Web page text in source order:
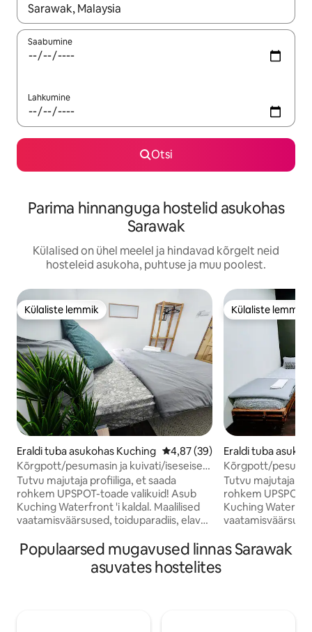
Kui tulemused on kuvatud, liigu ekraanil nooleklahvidega või
Saabumine
Lahkumine
Otsi
Parima hinnanguga hostelid asukohas
Sarawak
Külalised on ühel meelel ja hindavad kõrgelt neid
hosteleid asukoha, puhtuse ja muu poolest.
Külaliste lemmik
Külaliste lemmik
Eraldi tuba asukohas Kuching Keskmine hinnang 4,87/5, 39
4,87 (39)
Kõrgpott/pesumasin ja kuivati/iseseisev
sisseregistreerimine/eraldi tuba
Tutvu majutaja profiiliga, et saada
rohkem UPSPOT-toade valikuid! Asub
Kuching Waterfront 'i kaldal. Maalilised
vaatamisväärsused, toiduparadiis, elav
oled avastamise lõpetanud, tule koju ja
lõõgastu hubases toas. Naudi meie
tööruumi, tasuta pesu ja palju muud!
Külaliste lemmik
Külaliste lemmik
Eraldi tuba
Kõrgpott/
Tutvu majutaja
rohkem UPSPOT-
Kuching
oled avastamise
lõõgastu
Populaarsed mugavused linnas Sarawak
asuvates hostelites